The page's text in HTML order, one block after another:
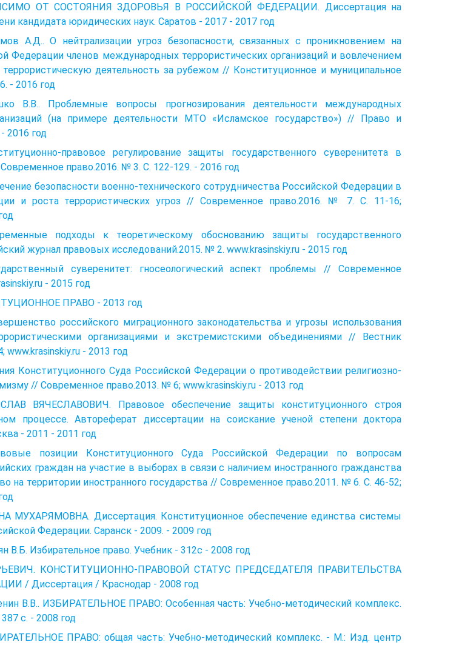
ОТ СОСТОЯНИЯ ЗДОРОВЬЯ В РОССИЙСКОЙ ФЕДЕРАЦИИ. Диссертация на
кандидата юридических наук. Саратов - 2017 - 2017 год
А.Д.. О нейтрализации угроз безопасности, связанных с проникновением на
Федерации членов международных террористических организаций и вовлечением
деятельность за рубежом // Конституционное и муниципальное
- 2016 год
В.В.. Проблемные вопросы прогнозирования деятельности международных
(на примере деятельности МТО «Исламское государство») // Право и
2016 год
правовое регулирование защиты государственного суверенитета в
право.2016. № 3. С. 122-129. - 2016 год
безопасности военно-технического сотрудничества Российской Федерации в
и роста террористических угроз // Современное право.2016. № 7. С. 11-16;
подходы к теоретическому обоснованию защиты государственного
журнал правовых исследований.2015. № 2. www.krasinskiy.ru - 2015 год
суверенитет: гносеологический аспект проблемы // Современное
- 2015 год
ПРАВО - 2013 год
российского миграционного законодательства и угрозы использования
организациями и экстремистскими объединениями // Вестник
- 2013 год
Конституционного Суда Российской Федерации о противодействии религиозно-
// Современное право.2013. № 6; www.krasinskiy.ru - 2013 год
ВЯЧЕСЛАВОВИЧ. Правовое обеспечение защиты конституционного строя
процессе. Автореферат диссертации на соискание ученой степени доктора
- 2011 - 2011 год
позиции Конституционного Суда Российской Федерации по вопросам
граждан на участие в выборах в связи с наличием иностранного гражданства
на территории иностранного государства // Современное право.2011. № 6. С. 46-52;
МУХАРЯМОВНА. Диссертация. Конституционное обеспечение единства системы
Федерации. Саранск - 2009. - 2009 год
В.Б. Избирательное право. Учебник - 312с - 2008 год
КОНСТИТУЦИОННО-ПРАВОВОЙ СТАТУС ПРЕДСЕДАТЕЛЯ ПРАВИТЕЛЬСТВА
/ Диссертация / Краснодар - 2008 год
В.В.. ИЗБИРАТЕЛЬНОЕ ПРАВО: Особенная часть: Учебно-методический комплекс.
с. - 2008 год
ПРАВО: общая часть: Учебно-методический комплекс. - М.: Изд. центр